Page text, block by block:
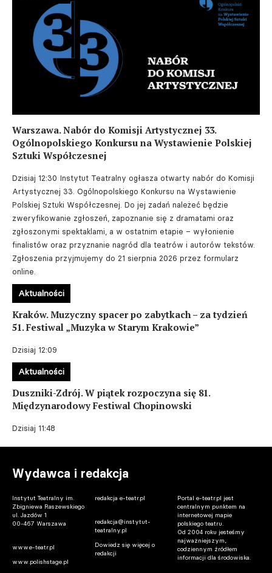
Warszawa. Nabór do Komisji Artystycznej 33.
Ogólnopolskiego Konkursu na Wystawienie Polskiej
Sztuki Współczesnej
Dzisiaj 12:30 Instytut Teatralny ogłasza otwarty nabór do Komisji
Artystycznej 33. Ogólnopolskiego Konkursu na Wystawienie
Polskiej Sztuki Współczesnej. Do jej zadań należeć będzie
zweryfikowanie zgłoszeń, zapoznanie się z dramatami oraz
zgłoszonymi spektaklami, a w ostatnim etapie – wyłonienie
finalistów oraz przyznanie nagród dla teatrów i autorów tekstów.
Zgłoszenia przyjmujemy do 21 sierpnia 2026 przez formularz
online.
Kraków. Muzyczny spacer po zabytkach – za tydzień
51. Festiwal „Muzyka w Starym Krakowie”
Dzisiaj 12:09
Aktualności
Duszniki-Zdrój. W piątek rozpoczyna się 81.
Międzynarodowy Festiwal Chopinowski
Dzisiaj 11:48
Aktualności
Wydawca i redakcja
Instytut Teatralny im.
Zbigniewa Raszewskiego
ul. Jazdów 1
00-467 Warszawa
www.e-teatr.pl
www.polishstage.pl
redakcja e-teatr.pl
redakcja@instytut-
teatralny.pl
Dowiedz się więcej o
redakcji
Portal e-teatr.pl jest
centralnym punktem na
internetowej mapie
polskiego teatru.
Od 2004 roku jesteśmy
najważniejszym,
codziennym źródłem
informacji dla środowiska.